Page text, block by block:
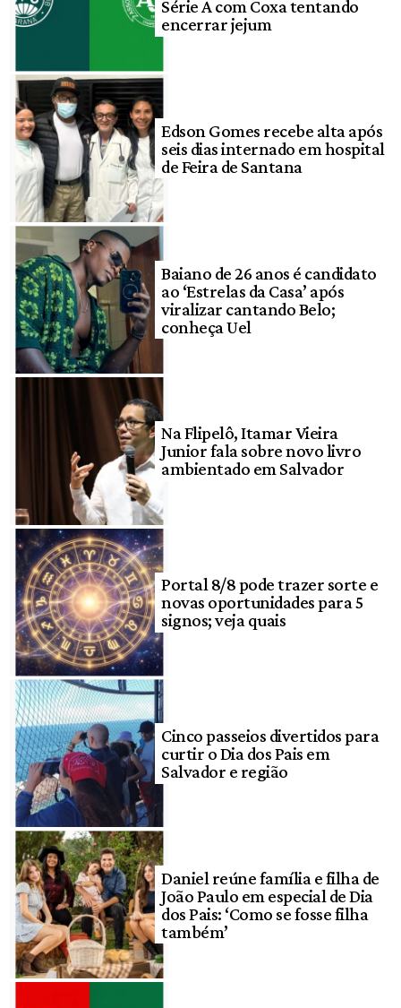
Série A com Coxa tentando
encerrar jejum
Edson Gomes recebe alta após
seis dias internado em hospital
de Feira de Santana
Baiano de 26 anos é candidato
ao ‘Estrelas da Casa’ após
viralizar cantando Belo;
conheça Uel
Na Flipelô, Itamar Vieira
Junior fala sobre novo livro
ambientado em Salvador
Portal 8/8 pode trazer sorte e
novas oportunidades para 5
signos; veja quais
Cinco passeios divertidos para
curtir o Dia dos Pais em
Salvador e região
Daniel reúne família e filha de
João Paulo em especial de Dia
dos Pais: ‘Como se fosse filha
também’